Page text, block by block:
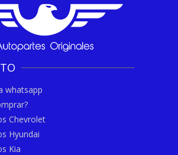
whatsapp
Chevrolet
Hyundai
Kia